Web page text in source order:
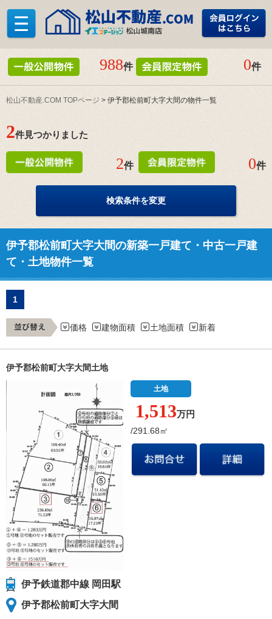
988件 0件
松山不動産.COM TOPページ > 伊予郡松前町大字大間の物件一覧
2件見つかりました
2件 0件
検索条件を変更
伊予郡松前町大字大間の新築一戸建て・中古一戸建
て・土地物件一覧
1
価格 建物面積 土地面積 新着
伊予郡松前町大字大間土地
土地
1,513万円
/291.68㎡
伊予鉄道郡中線 岡田駅
伊予郡松前町大字大間